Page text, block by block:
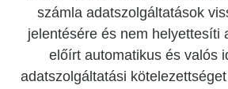
számla adatszolgáltatások
jelentésére és nem helyettesíti
előírt automatikus és valós
adatszolgáltatási